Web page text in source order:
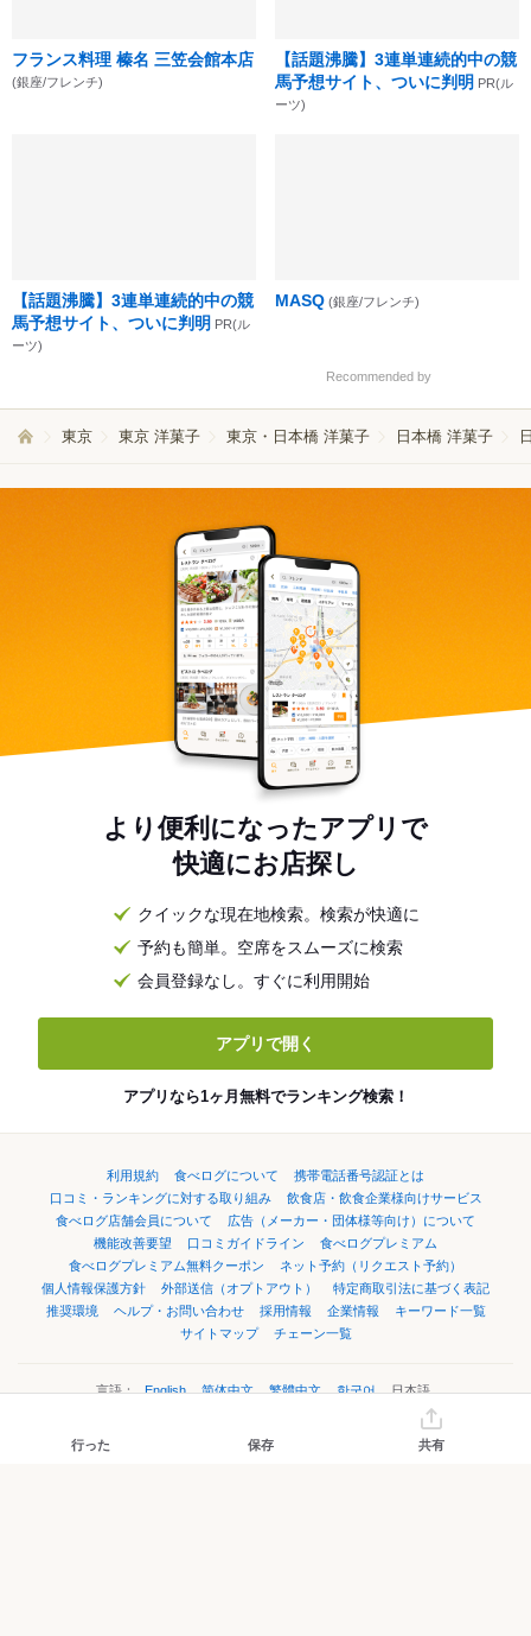
フランス料理 榛名 三笠会館本店
(銀座/フレンチ)
【話題沸騰】3連単連続的中の競
馬予想サイト、ついに判明 PR(ル
ーツ)
【話題沸騰】3連単連続的中の競
馬予想サイト、ついに判明 PR(ル
ーツ)
MASQ (銀座/フレンチ)
Recommended by
東京 東京 洋菓子 東京・日本橋 洋菓子 日本橋 洋菓子
より便利になったアプリで
快適にお店探し
クイックな現在地検索。検索が快適に
予約も簡単。空席をスムーズに検索
会員登録なし。すぐに利用開始
アプリで開く
アプリなら1ヶ月無料でランキング検索！
利用規約 食べログについて
携帯電話番号認証とは
口コミ・ランキングに対する取り組み
飲食店・飲食企業様向けサービス
食べログ店舗会員について
広告（メーカー・団体様等向け）について
機能改善要望
口コミガイドライン
食べログプレミアム
食べログプレミアム無料クーポン
ネット予約（リクエスト予約）
個人情報保護方針
外部送信（オプトアウト）
特定商取引法に基づく表記
推奨環境
ヘルプ・お問い合わせ 採用情報 企業情報
キーワード一覧
サイトマップ
チェーン一覧
言語： English 简体中文 繁體中文 한국어 日本語
©Kakaku.com, Inc.
行った 保存 共有